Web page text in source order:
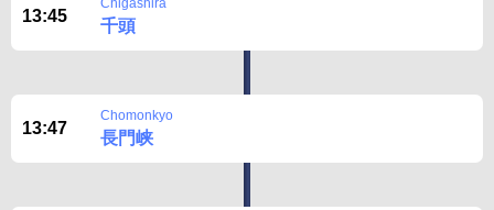
13:45
Chigashira
千頭
13:47
Chomonkyo
長門峡